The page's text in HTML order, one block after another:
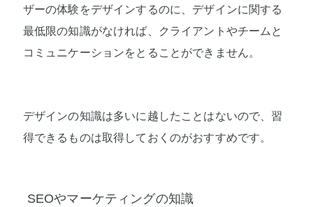
ザーの体験をデザインするのに、デザインに関する
最低限の知識がなければ、クライアントやチームと
コミュニケーションをとることができません。
デザインの知識は多いに越したことはないので、習
得できるものは取得しておくのがおすすめです。
SEOやマーケティングの知識